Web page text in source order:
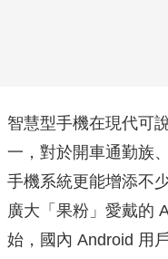
智慧型手機在現代可
一，對於開車通勤族
手機系統更能增添不
廣大「果粉」愛戴的
始，國內 Android 用